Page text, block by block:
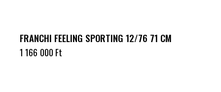
FRANCHI FEELING SPORTING 12/76 71 CM
1 166 000 Ft